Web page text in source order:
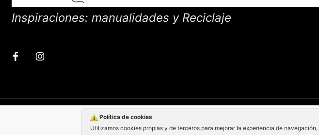
Política de cookies
Utilizamos cookies propias y de terceros para mejorar la experiencia de
Inspiraciones: manualidades y Reciclaje